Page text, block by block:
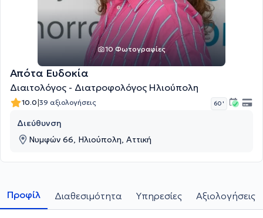
10 Φωτογραφίες
Απότα Ευδοκία
Διαιτολόγος - Διατροφολόγος Ηλιούπολη
10.0|39 αξιολογήσεις 60 '
Διεύθυνση
Νυμφών 66, Ηλιούπολη, Αττική
Προφίλ Διαθεσιμότητα Υπηρεσίες Αξιολογήσεις